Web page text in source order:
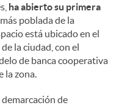
ha abierto su primera
poblada de la
está ubicado en el
la ciudad, con el
de banca cooperativa
la zona.
de